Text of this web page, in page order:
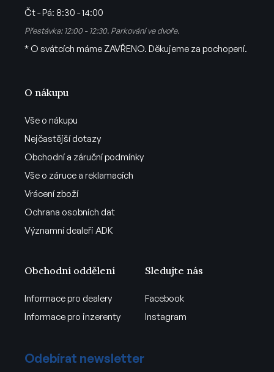
O nákupu
Vše o nákupu
Nejčastější dotazy
Obchodní a záruční podmínky
Vše o záruce a reklamacích
Vrácení zboží
Ochrana osobních dat
Významní dealeři ADK
Čt - Pá: 8:30 - 14:00
Přestávka: 12:00 - 12:30. Parkování ve dvoře.
* O svátcích máme ZAVŘENO. Děkujeme za pochopení.
Obchodní oddělení
Informace pro dealery
Informace pro inzerenty
Sledujte nás
Facebook
Instagram
Odebírat newsletter